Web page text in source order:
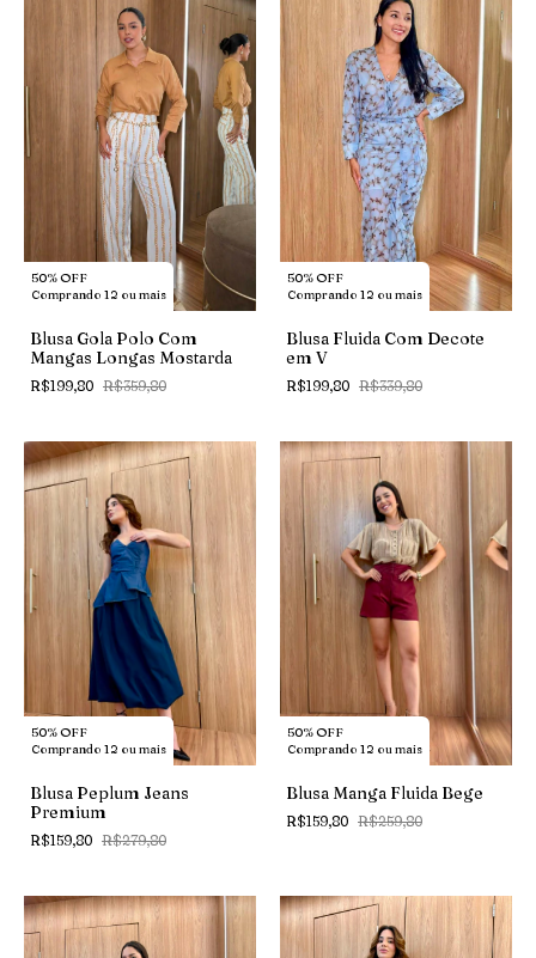
50% OFF
Comprando 12 ou mais
Blusa Gola Polo Com
Mangas Longas Mostarda
R$199,80 R$359,80
50% OFF
Comprando 12 ou mais
Blusa Fluida Com Decote
em V
R$199,80 R$339,80
50% OFF
Comprando 12 ou mais
Blusa Peplum Jeans
Premium
R$159,80 R$279,80
50% OFF
Comprando 12 ou mais
Blusa Manga Fluida Bege
R$159,80 R$259,80